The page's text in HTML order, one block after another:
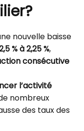
nouvelle baisse
% à 2,25 %,
consécutive
l’activité
nombreux
des taux des